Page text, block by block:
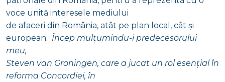
voce unită interesele mediului
de afaceri din România, atât pe plan local, cât și
european: Încep mulțumindu-i predecesorului
meu,
Steven van Groningen, care a jucat un rol esențial în
reforma Concordiei, în